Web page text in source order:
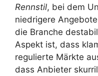
Rennstil, bei dem
niedrigere
die Branche
Aspekt ist, dass
regulierte Märkte
dass Anbieter